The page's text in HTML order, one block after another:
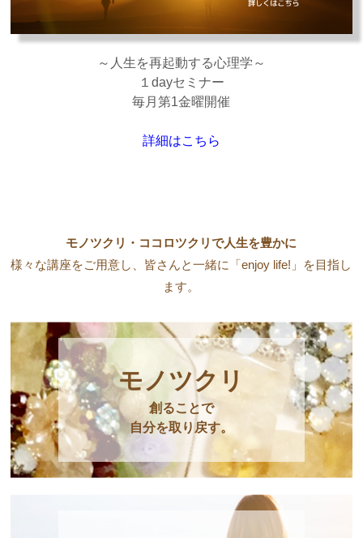
～人生を再起動する心理学～
１dayセミナー
毎月第1金曜開催
詳細はこちら
モノツクリ・ココロツクリで人生を豊かに
様々な講座をご用意し、皆さんと一緒に「enjoy life!」を目指し
ます。
モノツクリ
創ることで
自分を取り戻す。